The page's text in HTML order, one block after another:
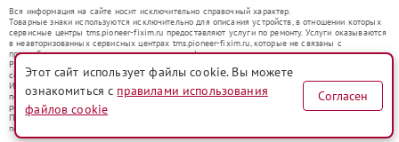
Вся информация на сайте носит исключительно справочный характер.
Товарные знаки используются исключительно для описания устройств, в отношении которых
сервисные центры tms.pioneer-fixim.ru предоставляют услуги по ремонту. Услуги оказываются
в неавторизованных сервисных центрах tms.pioneer-fixim.ru, которые не связаны с
правообладателями товарных знаков или их официальными представителями.
Ремонт осуществляется для устройств, уже введенных в гражданский оборот в соответствии
со статьей 1487 ГК РФ.
Использование товарных знаков не преследует цели индивидуализации услуг или введения
потребителей в заблуждение, а служит для информирования о предоставляемых услугах по
ремонту техники указанных брендов.
Представленная на сайте информация не является публичной офертой, определяемой
положениями Статьи 437(2) Гражданского кодекса РФ
Этот сайт использует файлы cookie. Вы можете
ознакомиться с правилами использования
файлов cookie
Согласен